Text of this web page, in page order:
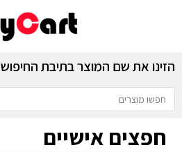
הזינו את שם המוצר בתיבת החיפוש
חפצים אישיים